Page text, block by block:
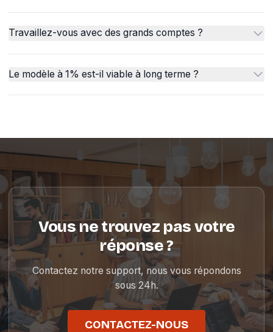
Travaillez-vous avec des grands comptes ?
Le modèle à 1% est-il viable à long terme ?
Vous ne trouvez pas votre
réponse ?
Contactez notre support, nous vous répondons
sous 24h.
CONTACTEZ-NOUS